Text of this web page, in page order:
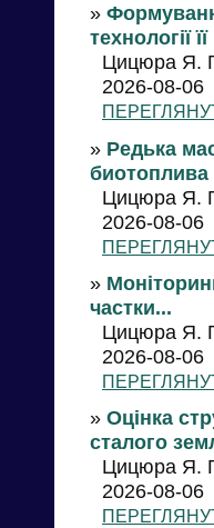
»
технології
Цицюра Я.
2026-08-06
» Редька
биотоплива
Цицюра Я.
2026-08-06
»
частки...
Цицюра Я.
2026-08-06
» Оцінка
сталого
Цицюра Я.
2026-08-06